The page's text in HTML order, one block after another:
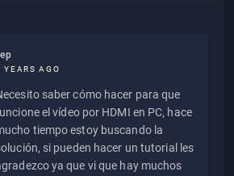
YEARS AGO
saber cómo hacer para que
el vídeo por HDMI en PC, hace
tiempo estoy buscando la
si pueden hacer un tutorial les
ya que vi que hay muchos